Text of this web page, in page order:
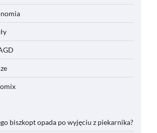
biszkopt opada po wyjęciu z piekarnika?